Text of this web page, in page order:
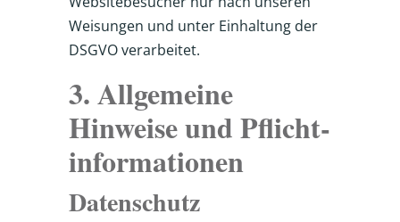
Weisungen und unter Einhaltung der
DSGVO verarbeitet.
3. Allgemeine
Hinweise und Pflicht­
informationen
Datenschutz